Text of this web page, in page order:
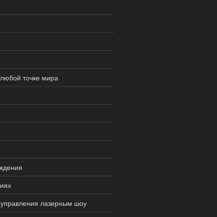
точке мира
лазерным шоу